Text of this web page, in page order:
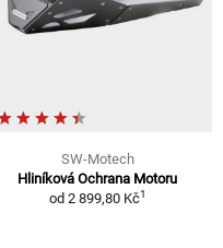
SW-Motech
Hliníková Ochrana Motoru
od 2 899,80 Kč1